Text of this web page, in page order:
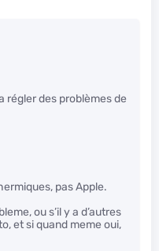
régler des problèmes de
pas Apple.
ou s’il y a d’autres
et si quand meme oui,